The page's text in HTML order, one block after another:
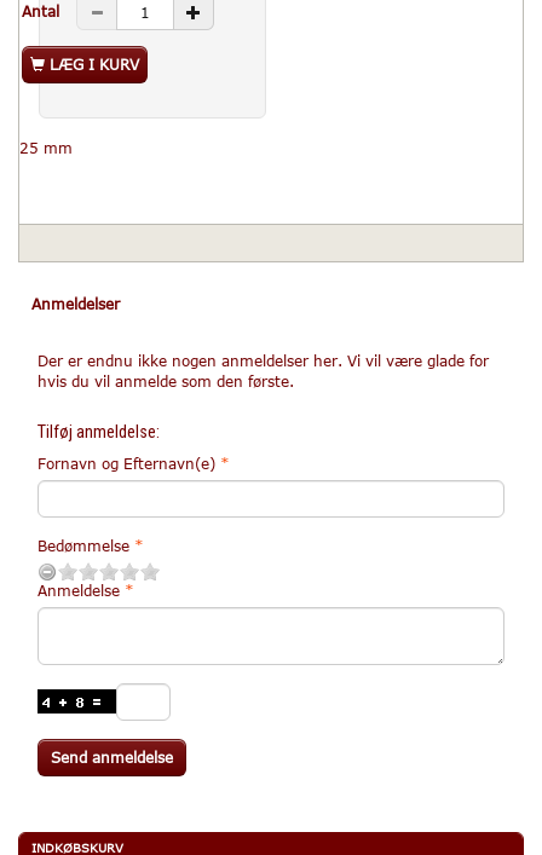
Antal
LÆG I KURV
25 mm
Anmeldelser
Der er endnu ikke nogen anmeldelser her. Vi vil være glade for
hvis du vil anmelde som den første.
Tilføj anmeldelse:
Fornavn og Efternavn(e)
Bedømmelse
Anmeldelse
Send anmeldelse
INDKØBSKURV